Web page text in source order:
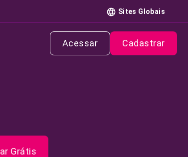
Sites Globais
Acessar Cadastrar
Grátis